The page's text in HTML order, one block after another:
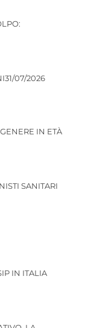
31/07/2026
IN ETÀ
SANITARI
IN ITALIA